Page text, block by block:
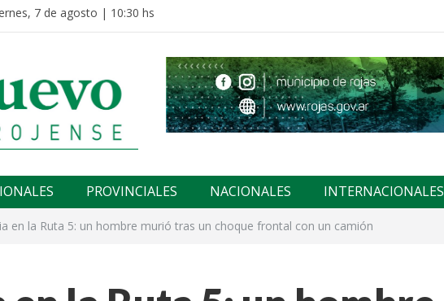
7 de agosto | 10:30 hs
PROVINCIALES NACIONALES INTERNACIONALES
en la Ruta 5: un hombre murió tras un choque frontal con un camión